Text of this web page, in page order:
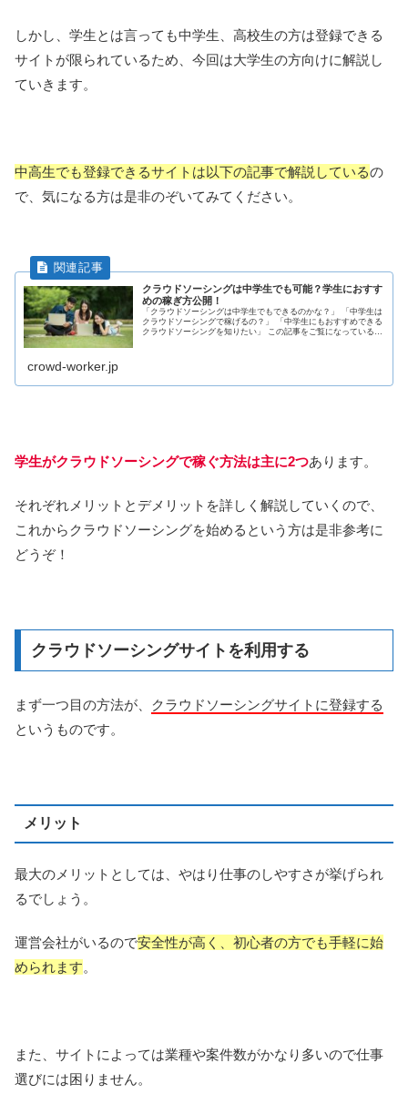
しかし、学生とは言っても中学生、高校生の方は登録できる
サイトが限られているため、今回は大学生の方向けに解説し
ていきます。
中高生でも登録できるサイトは以下の記事で解説しているの
で、気になる方は是非のぞいてみてください。
クラウドソーシングは中学生でも可能？学生におすす
めの稼ぎ方公開！
「クラウドソーシングは中学生でもできるのかな？」 「中学生は
クラウドソーシングで稼げるの？」 「中学生にもおすすめできる
クラウドソーシングを知りたい」 この記事をご覧になっている方
crowd-worker.jp
学生がクラウドソーシングで稼ぐ方法は主に2つあります。
それぞれメリットとデメリットを詳しく解説していくので、
これからクラウドソーシングを始めるという方は是非参考に
どうぞ！
クラウドソーシングサイトを利用する
まず一つ目の方法が、
クラウドソーシングサイトに登録する
というものです。
メリット
最大のメリットとしては、やはり仕事のしやすさが挙げられ
るでしょう。
運営会社がいるので安全性が高く、初心者の方でも手軽に始
められます。
また、サイトによっては業種や案件数がかなり多いので仕事
選びには困りません。